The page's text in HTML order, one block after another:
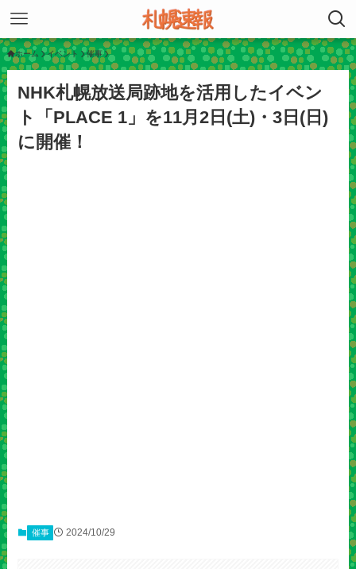
ホーム イベント 催事
NHK札幌放送局跡地を活用したイベン
ト「PLACE 1」を11月2日(土)・3日(日)
に開催！
催事 2024/10/29